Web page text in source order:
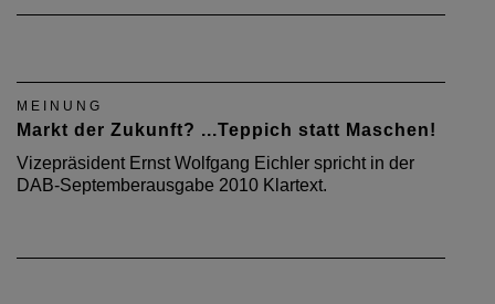
MEINUNG
Markt der Zukunft? ...Teppich statt Maschen!
Vizepräsident Ernst Wolfgang Eichler spricht in der
DAB-Septemberausgabe 2010 Klartext.